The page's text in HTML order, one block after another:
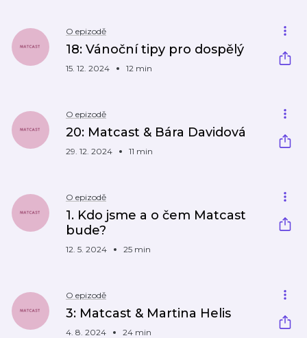
O epizodě
18: Vánoční tipy pro dospělý
15. 12. 2024 12 min
O epizodě
20: Matcast & Bára Davidová
29. 12. 2024 11 min
O epizodě
1. Kdo jsme a o čem Matcast
bude?
12. 5. 2024 25 min
O epizodě
3: Matcast & Martina Helis
4. 8. 2024 24 min